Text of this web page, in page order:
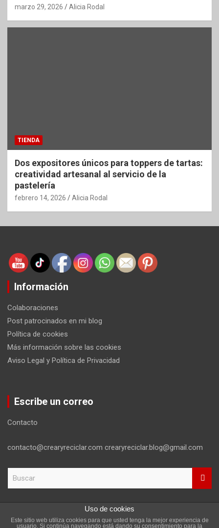
marzo 29, 2026 Alicia Rodal
TIENDA
Dos expositores únicos para toppers de tartas:
creatividad artesanal al servicio de la
pastelería
febrero 14, 2026 Alicia Rodal
Información
Colaboraciones
Post patrocinados en mi blog
Política de cookies
Más información sobre las cookies
Aviso Legal y Política de Privacidad
Escribe un correo
Contacto
contacto@crearyreciclar.com crearyreciclar.blog@gmail.com
c
Copyright ©2026 Aviso Legal y Política de Privacidad
Uso de cookies
Este sitio web utiliza cookies para que usted tenga la mejor experiencia de
usuario. Si continúa navegando está dando su consentimiento para la